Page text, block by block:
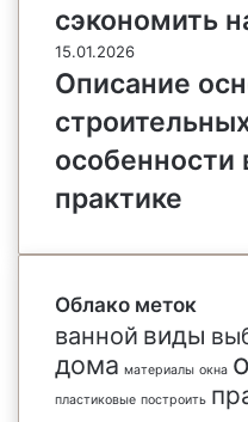
сэкономить
15.01.2026
Описание
особенности
практике
Облако меток
ванной виды
дома материалы окна
пластиковые построить